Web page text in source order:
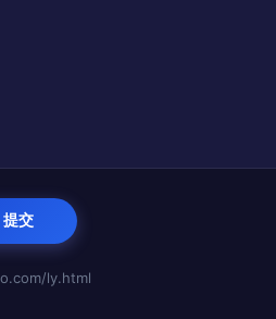
ly.html